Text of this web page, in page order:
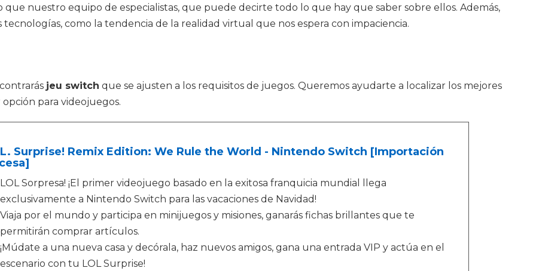
nuestro equipo de especialistas, que puede decirte todo lo que hay que saber sobre ellos. Además,
tecnologías, como la tendencia de la realidad virtual que nos espera con impaciencia.
jeu switch que se ajusten a los requisitos de juegos. Queremos ayudarte a localizar los mejores
para videojuegos.
Surprise! Remix Edition: We Rule the World - Nintendo Switch [Importación
LOL Sorpresa! ¡El primer videojuego basado en la exitosa franquicia mundial llega
exclusivamente a Nintendo Switch para las vacaciones de Navidad!
Viaja por el mundo y participa en minijuegos y misiones, ganarás fichas brillantes que te
permitirán comprar artículos.
¡Múdate a una nueva casa y decórala, haz nuevos amigos, gana una entrada VIP y actúa en el
escenario con tu LOL Surprise!